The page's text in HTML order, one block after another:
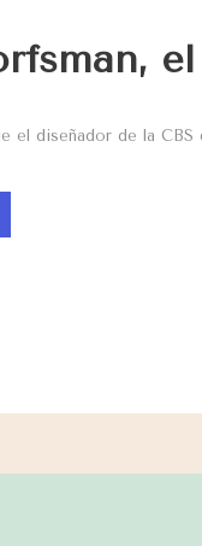
el diseñador de la